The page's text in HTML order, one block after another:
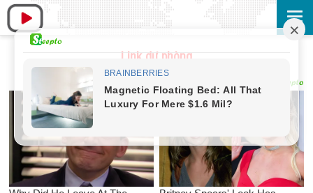
Link dự phòng